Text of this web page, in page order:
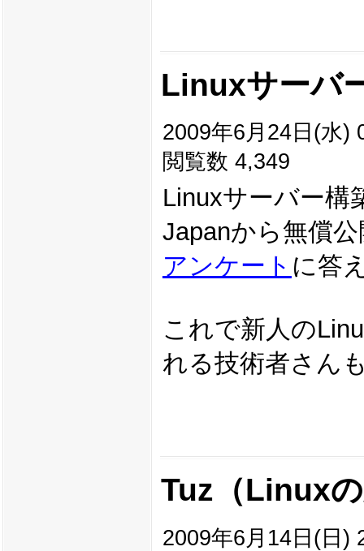
Linuxサーバ
2009年6月24日(水)
閲覧数 4,349
Linuxサーバー構
Japanから無償
アンケート に答
これで新人の
れる技術者さん
Tuz（Linux
2009年6月14日(日)